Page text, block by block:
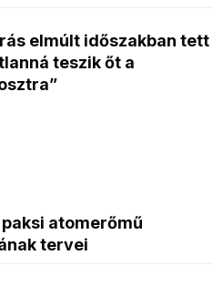
elmúlt időszakban tett
teszik őt a
atomerőmű
tervei